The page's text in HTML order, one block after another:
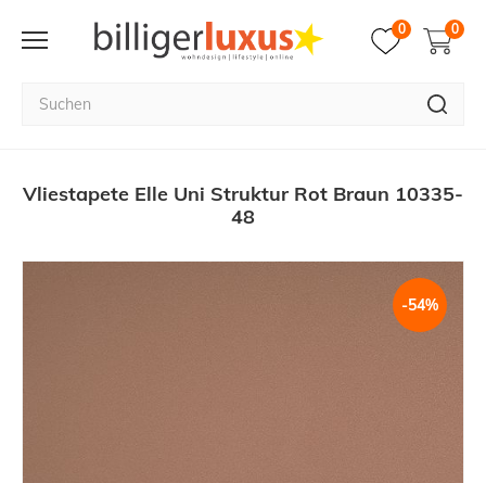
0 0
Vliestapete Elle Uni Struktur Rot Braun 10335-
48
-54%